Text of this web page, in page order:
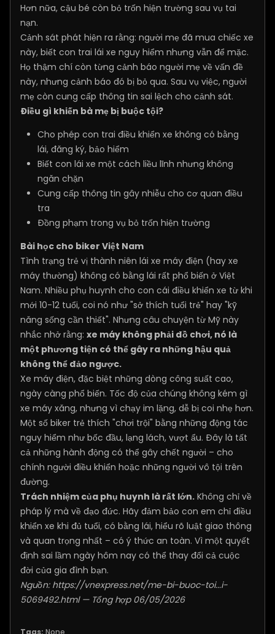
Hơn nữa, cậu bé còn bỏ trốn hiện trường sau vụ tai
nạn.
Cảnh sát phát hiện ra rằng: người mẹ đã mua chiếc xe
này, biết con trai lái xe nguy hiểm nhưng vẫn để mặc.
Họ thậm chí còn từng cảnh báo người mẹ về vấn đề
này, nhưng cảnh báo đó bị bỏ qua. Sau vụ việc, người
mẹ còn cung cấp thông tin sai lệch cho cảnh sát.
Điều gì khiến bà mẹ bị buộc tội?
Cho phép con trai điều khiển xe không có bằng
lái, đăng ký, bảo hiểm
Biết con lái xe một cách liều lĩnh nhưng không
ngăn chặn
Cung cấp thông tin gây nhiễu cho cơ quan điều
tra
Đồng phạm trong vụ bỏ trốn hiện trường
Bài học cho biker Việt Nam
Tình trạng trẻ vị thành niên lái xe máy điện (hay xe
máy thường) không có bằng lái rất phổ biến ở Việt
Nam. Nhiều phụ huynh cho con cái điều khiển xe từ khi
mới 10-12 tuổi, coi nó như "sở thích tuổi trẻ" hay "kỹ
năng sống cần thiết". Nhưng câu chuyện từ Mỹ này
nhắc nhở rằng: xe máy không phải đồ chơi, nó là
một phương tiện có thể gây ra những hậu quả
không thể đảo ngược.
Xe máy điện, đặc biệt những dòng công suất cao,
ngày càng phổ biến. Tốc độ của chúng không kém gì
xe máy xăng, nhưng vì chạy im lặng, dễ bị coi nhẹ hơn.
Một số biker trẻ thích "chơi trội" bằng những động tác
nguy hiểm như bốc đầu, lạng lách, vượt ẩu. Đây là tất
cả những hành động có thể gây chết người – cho
chính người điều khiển hoặc những người vô tội trên
đường.
Trách nhiệm của phụ huynh là rất lớn. Không chỉ về
pháp lý mà về đạo đức. Hãy đảm bảo con em chỉ điều
khiển xe khi đủ tuổi, có bằng lái, hiểu rõ luật giao thông
và quan trọng nhất – có ý thức an toàn. Vì một quyết
định sai lầm ngày hôm nay có thể thay đổi cả cuộc
đời của gia đình bạn.
Nguồn: https://vnexpress.net/me-bi-buoc-toi...i-
5069492.html— Tổng hợp 06/05/2026
Tags: None